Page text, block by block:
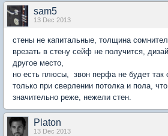
sam5
13 Dec 2013
стены не капитальные, толщина
врезать в стену сейф не получится,
другое место,
но есть плюсы, звон перфа не будет так
только при сверлении потолка и пола,
значительно реже, нежели стен.
Platon
13 Dec 2013